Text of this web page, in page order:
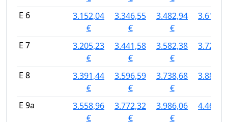
E 6
3.152,04
€
3.346,55
€
3.482,94
€
E 7
3.205,23
€
3.441,58
€
3.582,38
€
E 8
3.391,44
€
3.596,59
€
3.738,68
€
E 9a
3.558,96
€
3.772,32
€
3.986,06
€